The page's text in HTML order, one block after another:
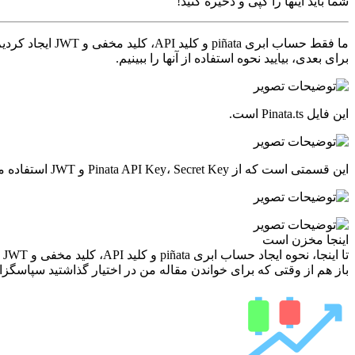
ما فقط حساب ابری piñata و کلید API، کلید مخفی و JWT ایجاد کردیم.
برای بعدی، بیایید نحوه استفاده از آنها را ببینیم.
این فایل Pinata.ts است.
این قسمتی است که از Pinata API Key، Secret Key و JWT استفاده می کند.
اینجا مخزن است
تا اینجا، نحوه ایجاد حساب ابری piñata و کلید API، کلید مخفی و JWT و سپس نحوه استفاده از این کلیدها را دیدیم.
باز هم از وقتی که برای خواندن مقاله من در اختیار گذاشتید